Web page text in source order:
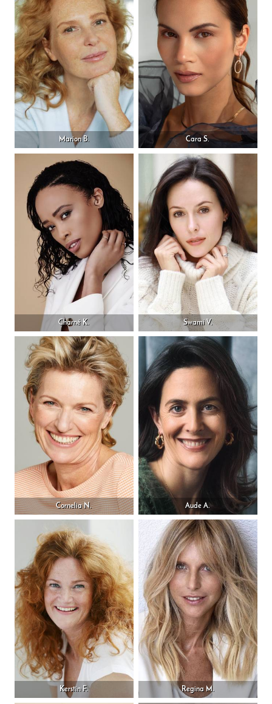
Marion B. Cara S.
Charné K. Swami V.
Cornelia N. Aude A.
Kerstin F. Regina M.